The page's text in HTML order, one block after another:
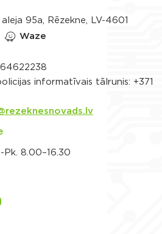
95a, Rēzekne, LV-4601
Waze
64622238
informatīvais tālrunis: +371
Pk. 8.00–16.30